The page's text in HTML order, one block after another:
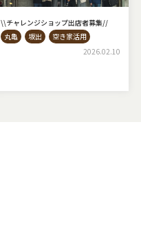
\\チャレンジショップ出店者募集⁡//
丸亀
坂出
空き家活用
2026.02.10